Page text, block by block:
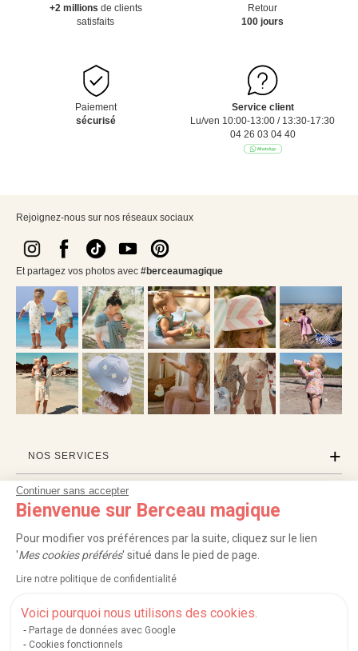
Continuer sans accepter
Bienvenue sur Berceau magique
Pour modifier vos préférences par la suite, cliquez sur le lien
'Mes cookies préférés' situé dans le pied de page.
Lire notre politique de confidentialité
Voici pourquoi nous utilisons des cookies.
Partage de données avec Google
Cookies fonctionnels
+2 millions de clients
satisfaits
Retour
100 jours
Paiement
sécurisé
Service client
Lu/ven 10:00-13:00 / 13:30-17:30
04 26 03 04 40
Rejoignez-nous sur nos réseaux sociaux
Et partagez vos photos avec #berceaumagique
NOS SERVICES
INFORMATIONS
PROFESSIONNELS